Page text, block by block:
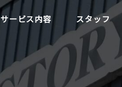
サービス内容 スタッフ